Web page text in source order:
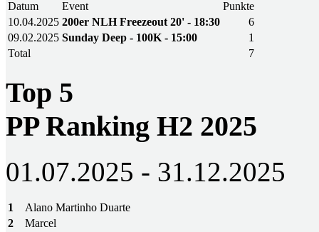
Datum Event
Punkte
10.04.2025 200er NLH Freezeout 20' - 18:30
6
09.02.2025 Sunday Deep - 100K - 15:00
1
Total
7
Top 5
PP Ranking H2 2025
01.07.2025 - 31.12.2025
1
Alano Martinho Duarte
2
Marcel